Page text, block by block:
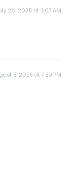
26, 2025 at 3:07 AM
5, 2025 at 7:59 PM